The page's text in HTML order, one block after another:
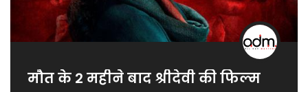
मौत के 2 महीने बाद श्रीदेवी की फिल्म